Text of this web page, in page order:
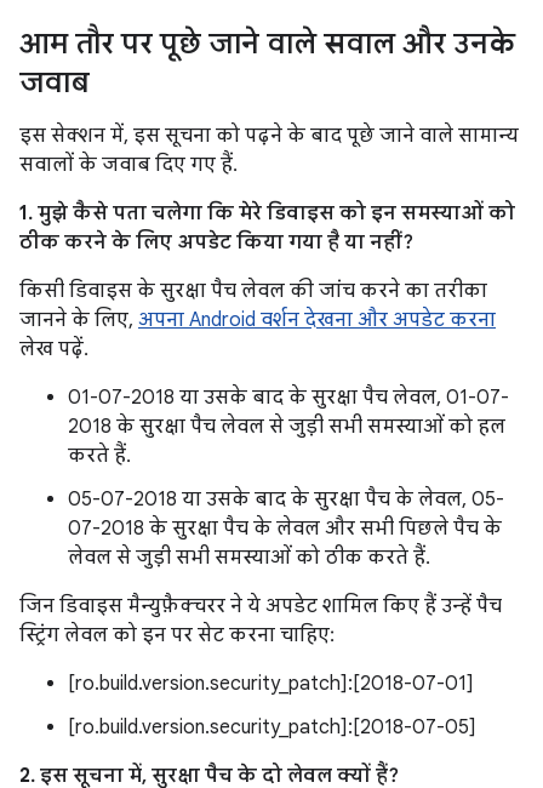
आम तौर पर पूछे जाने वाले सवाल और उनके
जवाब
इस सेक्शन में, इस सूचना को पढ़ने के बाद पूछे जाने वाले सामान्य
सवालों के जवाब दिए गए हैं.
1. मुझे कैसे पता चलेगा कि मेरे डिवाइस को इन समस्याओं को
ठीक करने के लिए अपडेट किया गया है या नहीं?
किसी डिवाइस के सुरक्षा पैच लेवल की जांच करने का तरीका
जानने के लिए, अपना Android वर्शन देखना और अपडेट करना
लेख पढ़ें.
01-07-2018 या उसके बाद के सुरक्षा पैच लेवल, 01-07-
2018 के सुरक्षा पैच लेवल से जुड़ी सभी समस्याओं को हल
करते हैं.
05-07-2018 या उसके बाद के सुरक्षा पैच के लेवल, 05-
07-2018 के सुरक्षा पैच के लेवल और सभी पिछले पैच के
लेवल से जुड़ी सभी समस्याओं को ठीक करते हैं.
जिन डिवाइस मैन्युफ़ैक्चरर ने ये अपडेट शामिल किए हैं उन्हें पैच
स्ट्रिंग लेवल को इन पर सेट करना चाहिए:
[ro.build.version.security_patch]:[2018-07-01]
[ro.build.version.security_patch]:[2018-07-05]
2. इस सूचना में, सुरक्षा पैच के दो लेवल क्यों हैं?